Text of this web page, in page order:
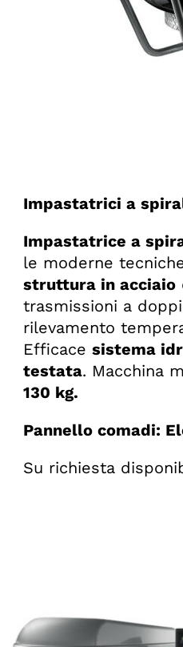
Impastatrici a
Impastatrice a
le moderne
struttura in acciaio
trasmissioni a
rilevamento
Efficace sistema
testata. Macchina
130 kg.
Pannello comadi:
Su richiesta